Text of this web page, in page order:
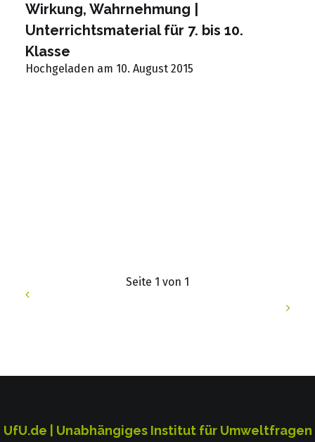
Wirkung, Wahrnehmung |
Unterrichtsmaterial für 7. bis 10.
Klasse
Hochgeladen am 10. August 2015
Seite 1 von 1
UfU.de | Unabhängiges Institut für Umweltfragen